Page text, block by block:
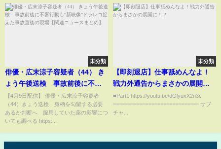
未分類
俳優・広末涼子容疑者（44） き
ょう午後送検 事故前後に不審
行動も“新映像”ドラレコ捉えた
事故直後の現場【関連ニュース
まとめ】
【4月9日配信】 俳優・広末涼子容疑者
（44）きょう送検 身柄を勾留する必要
あるか判断へ 服用していた薬の影響につ
いても調べる https:...
未分類
【即刻退店】仕事舐めんなよ！
戦力外通告からまさかの展開
に！？
■Part1 https://youtu.be/dGlyuxX2n3c
============================= サブ
チャ...